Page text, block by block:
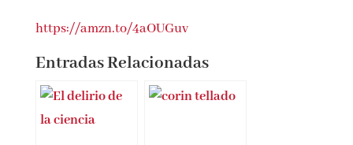
https://amzn.to/4aOUGuv
Entradas Relacionadas